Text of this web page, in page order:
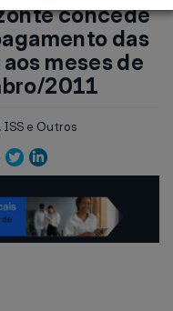
concede
das
meses de
2011
e Outros